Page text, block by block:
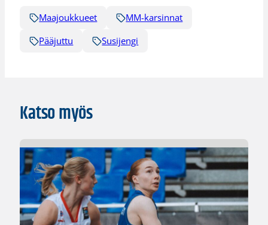
Maajoukkueet
MM-karsinnat
Pääjuttu
Susijengi
Katso myös